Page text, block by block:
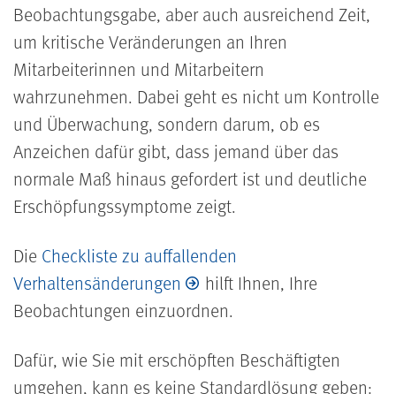
Beobachtungsgabe, aber auch ausreichend Zeit,
um kritische Veränderungen an Ihren
Mitarbeiterinnen und Mitarbeitern
wahrzunehmen. Dabei geht es nicht um Kontrolle
und Überwachung, sondern darum, ob es
Anzeichen dafür gibt, dass jemand über das
normale Maß hinaus gefordert ist und deutliche
Erschöpfungssymptome zeigt.
Die Checkliste zu auffallenden
Verhaltensänderungen
hilft Ihnen, Ihre
Beobachtungen einzuordnen.
Dafür, wie Sie mit erschöpften Beschäftigten
umgehen, kann es keine Standardlösung geben: